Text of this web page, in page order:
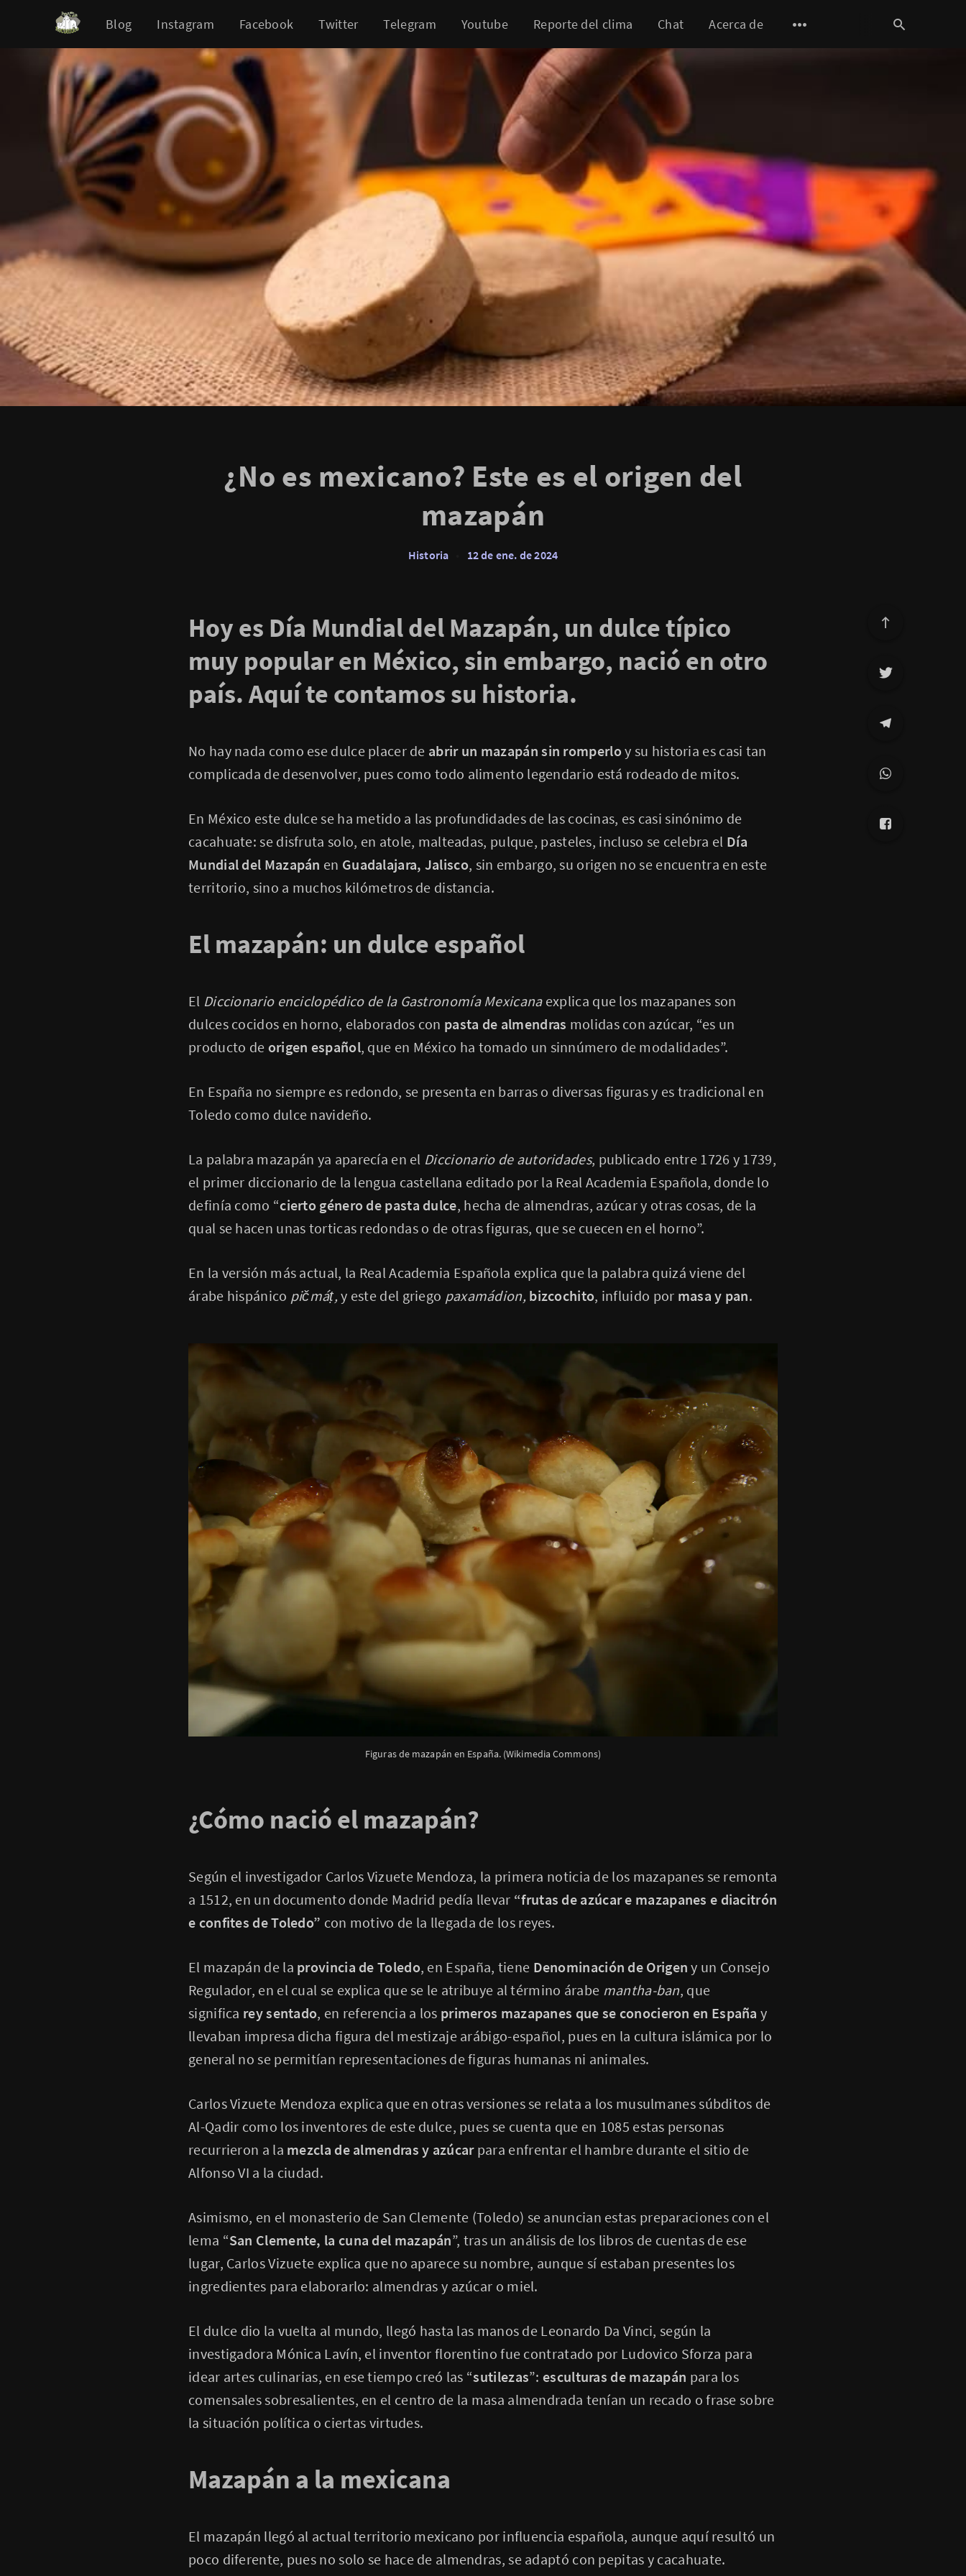
Blog Instagram Facebook Twitter Telegram Youtube Reporte del clima Chat Acerca de
¿No es mexicano? Este es el origen del
mazapán
Historia 12 de ene. de 2024
Hoy es Día Mundial del Mazapán, un dulce típico
muy popular en México, sin embargo, nació en otro
país. Aquí te contamos su historia.
No hay nada como ese dulce placer de abrir un mazapán sin romperlo y su historia es casi tan
complicada de desenvolver, pues como todo alimento legendario está rodeado de mitos.
En México este dulce se ha metido a las profundidades de las cocinas, es casi sinónimo de
cacahuate: se disfruta solo, en atole, malteadas, pulque, pasteles, incluso se celebra el Día
Mundial del Mazapán en Guadalajara, Jalisco, sin embargo, su origen no se encuentra en este
territorio, sino a muchos kilómetros de distancia.
El mazapán: un dulce español
El Diccionario enciclopédico de la Gastronomía Mexicanaexplica que los mazapanes son
dulces cocidos en horno, elaborados con pasta de almendras molidas con azúcar, “es un
producto de origen español, que en México ha tomado un sinnúmero de modalidades”.
En España no siempre es redondo, se presenta en barras o diversas figuras y es tradicional en
Toledo como dulce navideño.
La palabra mazapán ya aparecía en el Diccionario de autoridades, publicado entre 1726 y 1739,
el primer diccionario de la lengua castellana editado por la Real Academia Española, donde lo
definía como “cierto género de pasta dulce, hecha de almendras, azúcar y otras cosas, de la
qual se hacen unas torticas redondas o de otras figuras, que se cuecen en el horno”.
En la versión más actual, la Real Academia Española explica que la palabra quizá viene del
árabe hispánico pičmáṭ, y este del griego paxamádion, bizcochito, influido por masa y pan.
Figuras de mazapán en España. (Wikimedia Commons)
¿Cómo nació el mazapán?
Según el investigador Carlos Vizuete Mendoza, la primera noticia de los mazapanes se remonta
a 1512, en un documento donde Madrid pedía llevar “frutas de azúcar e mazapanes e diacitrón
e confites de Toledo” con motivo de la llegada de los reyes.
El mazapán de la provincia de Toledo, en España, tiene Denominación de Origen y un Consejo
Regulador, en el cual se explica que se le atribuye al término árabe mantha-ban, que
significa rey sentado, en referencia a los primeros mazapanes que se conocieron en España y
llevaban impresa dicha figura del mestizaje arábigo-español, pues en la cultura islámica por lo
general no se permitían representaciones de figuras humanas ni animales.
Carlos Vizuete Mendoza explica que en otras versiones se relata a los musulmanes súbditos de
Al-Qadir como los inventores de este dulce, pues se cuenta que en 1085 estas personas
recurrieron a la mezcla de almendras y azúcar para enfrentar el hambre durante el sitio de
Alfonso VI a la ciudad.
Asimismo, en el monasterio de San Clemente (Toledo) se anuncian estas preparaciones con el
lema “San Clemente, la cuna del mazapán”, tras un análisis de los libros de cuentas de ese
lugar, Carlos Vizuete explica que no aparece su nombre, aunque sí estaban presentes los
ingredientes para elaborarlo: almendras y azúcar o miel.
El dulce dio la vuelta al mundo, llegó hasta las manos de Leonardo Da Vinci, según la
investigadora Mónica Lavín, el inventor florentino fue contratado por Ludovico Sforza para
idear artes culinarias, en ese tiempo creó las “sutilezas”:esculturas de mazapán para los
comensales sobresalientes, en el centro de la masa almendrada tenían un recado o frase sobre
la situación política o ciertas virtudes.
Mazapán a la mexicana
El mazapán llegó al actual territorio mexicano por influencia española, aunque aquí resultó un
poco diferente, pues no solo se hace de almendras, se adaptó con pepitas y cacahuate.